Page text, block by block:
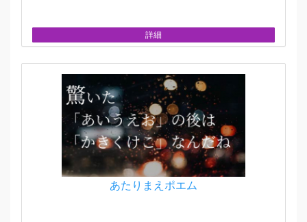
詳細
あたりまえポエム